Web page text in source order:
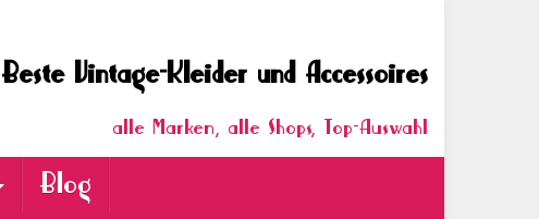
Beste Vintage-Kleider und Accessoires
alle Marken, alle Shops, Top-Auswahl
Blog